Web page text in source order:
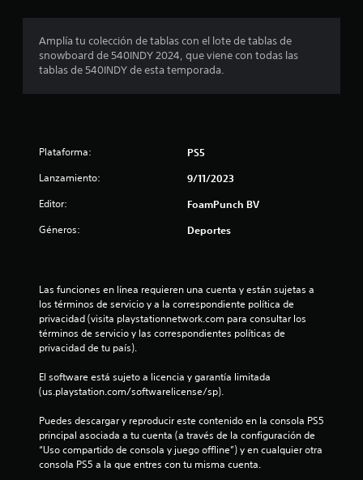
s
Amplía tu colección de tablas con el lote de tablas de
snowboard de 540INDY 2024, que viene con todas las
tablas de 540INDY de esta temporada.
Plataforma: PS5
Lanzamiento: 9/11/2023
Editor: FoamPunch BV
Géneros: Deportes
Las funciones en línea requieren una cuenta y están sujetas a
los términos de servicio y a la correspondiente política de
privacidad (visita playstationnetwork.com para consultar los
términos de servicio y las correspondientes políticas de
privacidad de tu país).
El software está sujeto a licencia y garantía limitada
(us.playstation.com/softwarelicense/sp).
Puedes descargar y reproducir este contenido en la consola PS5
principal asociada a tu cuenta (a través de la configuración de
“Uso compartido de consola y juego offline”) y en cualquier otra
consola PS5 a la que entres con tu misma cuenta.